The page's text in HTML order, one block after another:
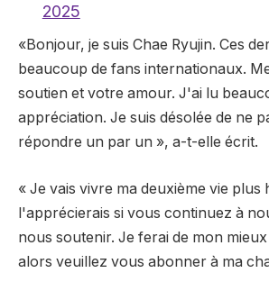
2025
«Bonjour, je suis Chae Ryujin. Ces
beaucoup de fans internationaux.
soutien et votre amour. J'ai lu
appréciation. Je suis désolée de ne
répondre un par un », a-t-elle écrit.
« Je vais vivre ma deuxième vie plus
l'apprécierais si vous continuez à
nous soutenir. Je ferai de mon
alors veuillez vous abonner à ma